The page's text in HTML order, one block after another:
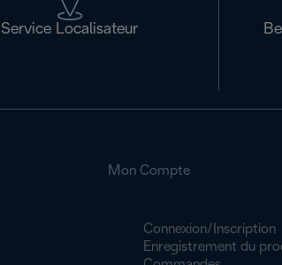
Service Localisateur
Mon Compte
Connexion/Inscription
Enregistrement du